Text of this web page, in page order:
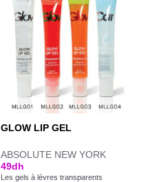
GLOW LIP GEL
ABSOLUTE NEW YORK
49dh
Les gels à lèvres transparents